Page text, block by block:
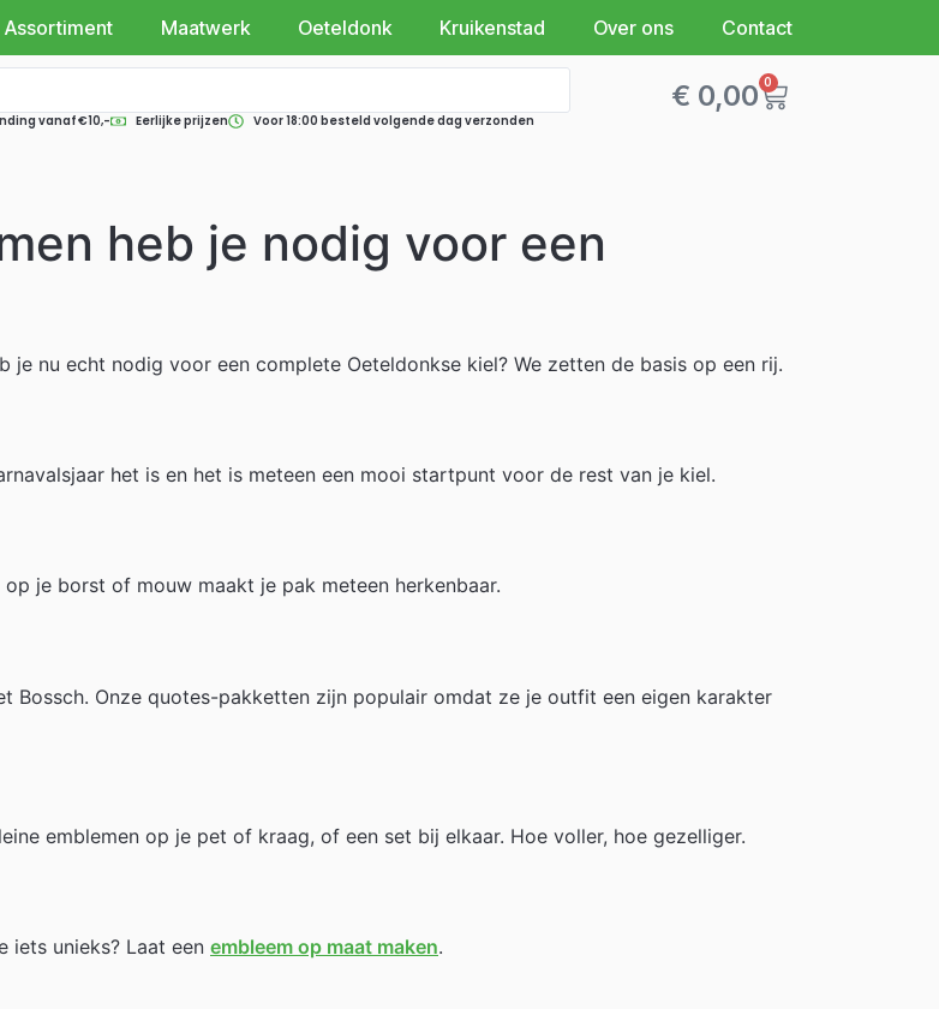
Assortiment Maatwerk Oeteldonk Kruikenstad Over ons Contact
vanaf €10,- Eerlijke prijzen Voor 18:00 besteld volgende dag verzonden
€ 0,00 0
heb je nodig voor een
je nu echt nodig voor een complete Oeteldonkse kiel? We zetten de basis op een rij.
het is en het is meteen een mooi startpunt voor de rest van je kiel.
je borst of mouw maakt je pak meteen herkenbaar.
Bossch. Onze quotes-pakketten zijn populair omdat ze je outfit een eigen karakter
emblemen op je pet of kraag, of een set bij elkaar. Hoe voller, hoe gezelliger.
iets unieks? Laat een embleem op maat maken.